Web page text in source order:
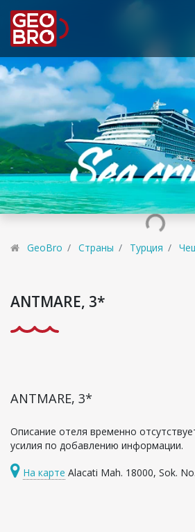
GeoBro Страны Турция
ANTMARE, 3*
ANTMARE, 3*
Описание отеля временно
усилия по добавлению информации.
На карте Alacati Mah. 18000, Sok.